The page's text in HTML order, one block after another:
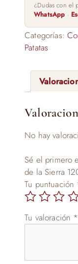
¿Dudas con el
WhatsApp ·
Categorías:
Patatas
No hay
Sé el primero
de la Sierra
Tu puntuación
Tu valoración *